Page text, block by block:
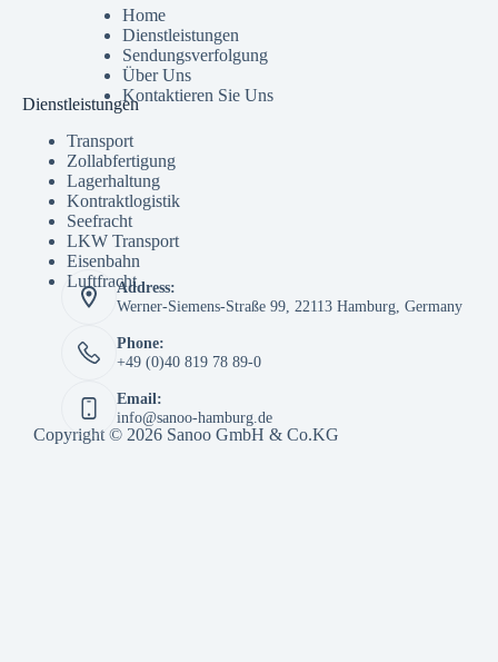
Home
Dienstleistungen
Sendungsverfolgung
Über Uns
Kontaktieren Sie Uns
Dienstleistungen
Transport
Zollabfertigung
Lagerhaltung
Kontraktlogistik
Seefracht
LKW Transport
Eisenbahn
LuftfrachtAddress:
Werner-Siemens-Straße 99, 22113 Hamburg, Germany
Phone:
+49 (0)40 819 78 89-0
Email:
info@sanoo-hamburg.de
Copyright © 2026 Sanoo GmbH & Co.KG